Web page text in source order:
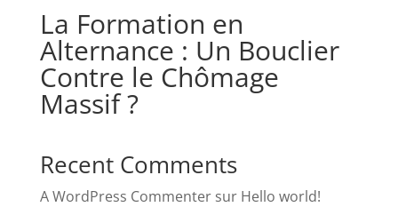
La Formation en
Alternance : Un Bouclier
Contre le Chômage
Massif ?
Recent Comments
A WordPress Commentersur Hello world!